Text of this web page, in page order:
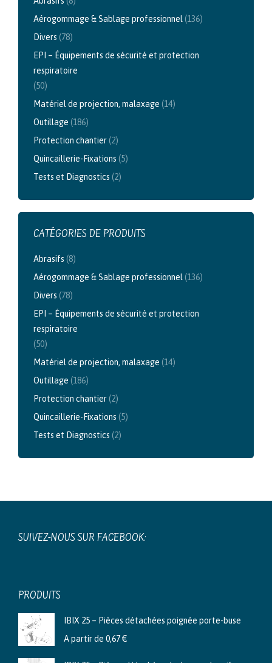
Aérogommage & Sablage professionnel (136)
Divers (78)
EPI – Équipements de sécurité et protection
respiratoire
(50)
Matériel de projection, malaxage (14)
Outillage (186)
Protection chantier(2)
Quincaillerie-Fixations (5)
Tests et Diagnostics (2)
CATÉGORIES DE PRODUITS
Abrasifs (8)
Aérogommage & Sablage professionnel (136)
Divers (78)
EPI – Équipements de sécurité et protection
respiratoire
(50)
Matériel de projection, malaxage (14)
Outillage (186)
Protection chantier(2)
Quincaillerie-Fixations (5)
Tests et Diagnostics (2)
SUIVEZ-NOUS SUR FACEBOOK:
PRODUITS
IBIX 25 – Pièces détachées poignée porte-buse
A partir de 0,67€